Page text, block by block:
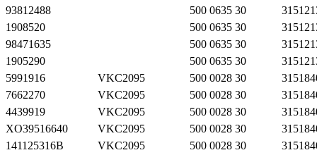
93812488
500 0635 30
1908520
500 0635 30
98471635
500 0635 30
1905290
500 0635 30
5991916
VKC2095 500 0028 30
7662270
VKC2095 500 0028 30
4439919
VKC2095 500 0028 30
XO39516640
VKC2095 500 0028 30
141125316B
VKC2095 500 0028 30